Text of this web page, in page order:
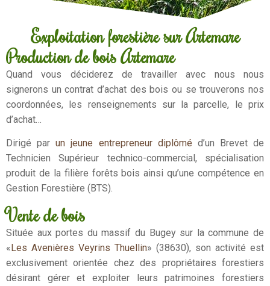
Exploitation forestière sur Artemare
Production de bois Artemare
Quand vous déciderez de travailler avec nous nous
signerons un contrat d’achat des bois ou se trouverons nos
coordonnées, les renseignements sur la parcelle, le prix
d’achat…
Dirigé parun jeune entrepreneur diplômé d’un Brevet de
Technicien Supérieur technico-commercial, spécialisation
produit de la filière forêts bois ainsi qu’une compétence en
Gestion Forestière (BTS).
Vente de bois
Située aux portes du massif du Bugey sur la commune de
«Les Avenières Veyrins Thuellin» (38630), son activité est
exclusivement orientée chez des propriétaires forestiers
désirant gérer et exploiter leurs patrimoines forestiers